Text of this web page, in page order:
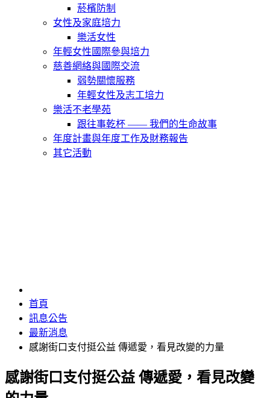
菸檳防制
女性及家庭培力
樂活女性
年輕女性國際參與培力
慈善網絡與國際交流
弱勢關懷服務
年輕女性及志工培力
樂活不老學苑
跟往事乾杯 —— 我們的生命故事
年度計畫與年度工作及財務報告
其它活動
首頁
訊息公告
最新消息
感謝街口支付挺公益 傳遞愛，看見改變的力量
感謝街口支付挺公益 傳遞愛，看見改變